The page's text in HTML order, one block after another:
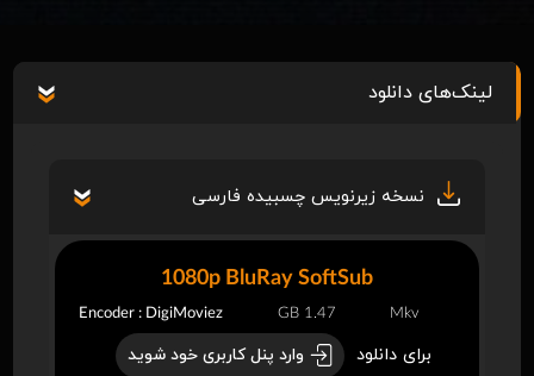
لینک‌های دانلود
نسخه زیرنویس چسبیده فارسی
برای دانلود وارد پنل کاربری خود شوید
1080p BluRay SoftSub
Encoder : DigiMoviez 1.47 GB Mkv